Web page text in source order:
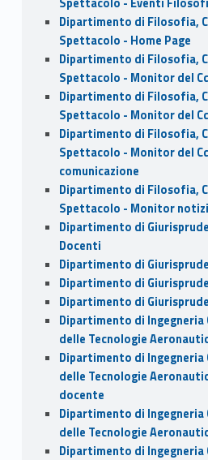
Dipartimento di Filosofia,
Spettacolo - Home Page
Dipartimento di Filosofia,
Spettacolo - Monitor del
Dipartimento di Filosofia,
Spettacolo - Monitor del
Dipartimento di Filosofia,
Spettacolo - Monitor del
comunicazione
Dipartimento di Filosofia,
Spettacolo - Monitor
Dipartimento di
Docenti
Dipartimento di
Dipartimento di
Dipartimento di
Dipartimento di
delle Tecnologie
Dipartimento di
delle Tecnologie
docente
Dipartimento di
delle Tecnologie
Dipartimento di